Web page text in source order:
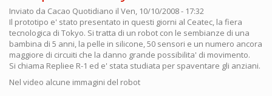
Inviato da Cacao Quotidiano il Ven, 10/10/2008 - 17:32
Il prototipo e' stato presentato in questi giorni al Ceatec, la fiera
tecnologica di Tokyo. Si tratta di un robot con le sembianze di una
bambina di 5 anni, la pelle in silicone, 50 sensori e un numero ancora
maggiore di circuiti che la danno grande possibilita' di movimento.
Si chiama Repliee R-1 ed e' stata studiata per spaventare gli anziani.
Nel video alcune immagini del robot